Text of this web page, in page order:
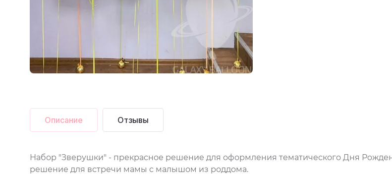
Описание Отзывы
Набор "Зверушки" - прекрасное решение для оформления тематического Дня
решение для встречи мамы с малышом из роддома.